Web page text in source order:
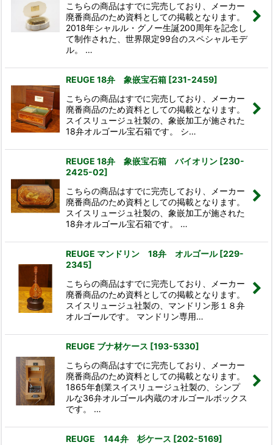
こちらの商品はすでに完売しており、メーカー
廃番商品のため資料としての掲載となります。
2018年シャルル・グノー生誕200周年を記念し
て制作された、世界限定99台のスペシャルモデ
ル。 …
REUGE 18弁 象嵌宝石箱 [231-2459]
こちらの商品はすでに完売しており、メーカー
廃番商品のため資料としての掲載となります。
スイスリュージュ社製の、象嵌加工が施された
18弁オルゴール宝石箱です。 シ…
REUGE 18弁 象嵌宝石箱 バイオリン [230-
2425-02]
こちらの商品はすでに完売しており、メーカー
廃番商品のため資料としての掲載となります。
スイスリュージュ社製の、象嵌加工が施された
18弁オルゴール宝石箱です。 …
REUGE マンドリン 18弁 オルゴール [229-
2345]
こちらの商品はすでに完売しており、メーカー
廃番商品のため資料としての掲載となります。
スイスリュージュ社製の、マンドリン形１８弁
オルゴールです。 マンドリン専用…
REUGE ブナ材ケース [193-5330]
こちらの商品はすでに完売しており、メーカー
廃番商品のため資料としての掲載となります。
1865年創業スイスリュージュ社製の、シンプ
ルな36弁オルゴール内蔵のオルゴールボックス
です。 …
REUGE 144弁 杉ケース [202-5169]